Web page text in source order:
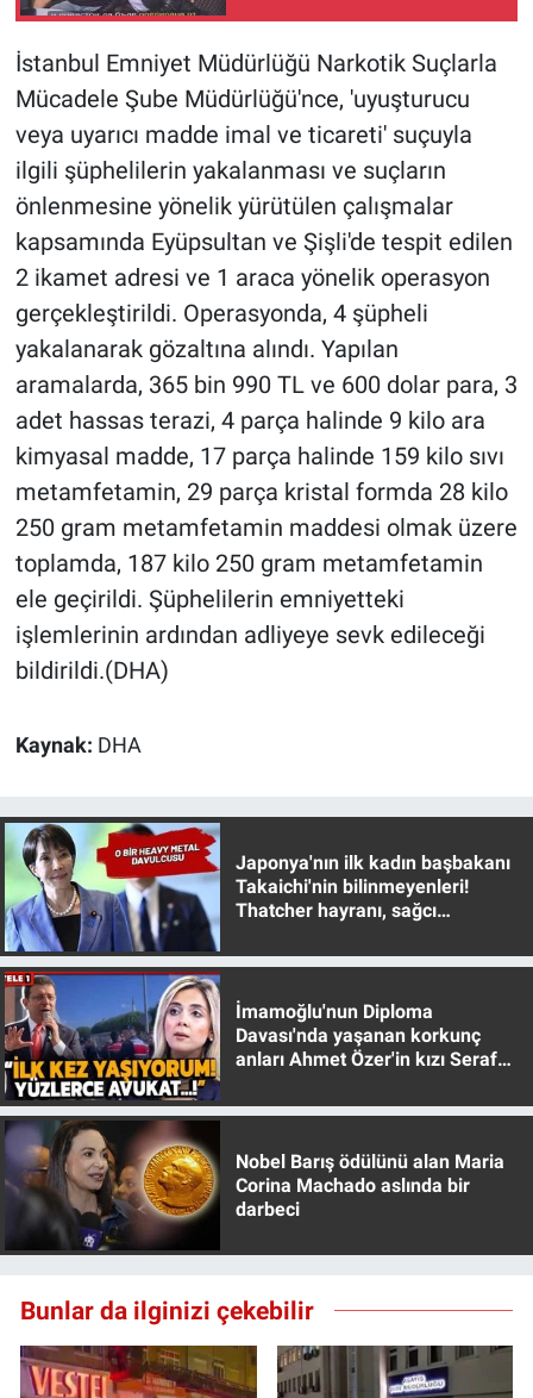
İstanbul Emniyet Müdürlüğü Narkotik Suçlarla
Mücadele Şube Müdürlüğü'nce, 'uyuşturucu
veya uyarıcı madde imal ve ticareti' suçuyla
ilgili şüphelilerin yakalanması ve suçların
önlenmesine yönelik yürütülen çalışmalar
kapsamında Eyüpsultan ve Şişli'de tespit edilen
2 ikamet adresi ve 1 araca yönelik operasyon
gerçekleştirildi. Operasyonda, 4 şüpheli
yakalanarak gözaltına alındı. Yapılan
aramalarda, 365 bin 990 TL ve 600 dolar para, 3
adet hassas terazi, 4 parça halinde 9 kilo ara
kimyasal madde, 17 parça halinde 159 kilo sıvı
metamfetamin, 29 parça kristal formda 28 kilo
250 gram metamfetamin maddesi olmak üzere
toplamda, 187 kilo 250 gram metamfetamin
ele geçirildi. Şüphelilerin emniyetteki
işlemlerinin ardından adliyeye sevk edileceği
bildirildi.(DHA)
Kaynak: DHA
Japonya'nın ilk kadın başbakanı
Takaichi'nin bilinmeyenleri!
Thatcher hayranı, sağcı
İmamoğlu'nun Diploma
Davası'nda yaşanan korkunç
anları Ahmet Özer'in kızı Seraf
Nobel Barış ödülünü alan Maria
Corina Machado aslında bir
darbeci
Bunlar da ilginizi çekebilir
Kimdir
Koronavirüs
Kültür Sanat
Ne demişti
Nedir
Popüler
Programlar
Sağlık
Teknoloji
Yerel Gündem
Yerel Yaşam
Canlı Yayın